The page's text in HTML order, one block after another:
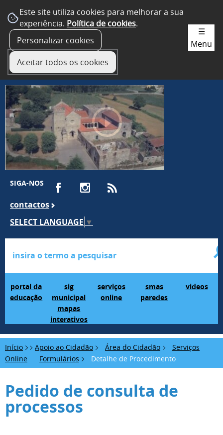
Este site utiliza cookies para melhorar a sua
experiência. Política de cookies.
Personalizar cookies
Aceitar todos os cookies
SIGA-NOS
contactos
SELECT LANGUAGE ▼
portal da
educação
sig
municipal
mapas
interativos
serviços
online
smas
paredes
videos
☰
Menu
Início Apoio ao Cidadão Área do Cidadão
Serviços
Online
Formulários Detalhe de Procedimento
Pedido de consulta de
processos